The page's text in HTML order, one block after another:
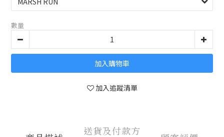
數量
加入購物車
加入追蹤清單
送貨及付款方